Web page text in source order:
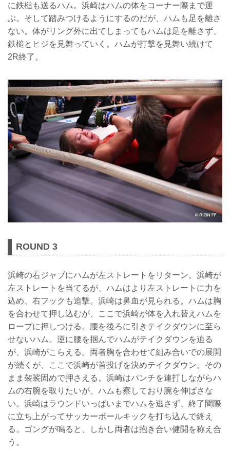
に鉄槌も送るハム。浜崎はハムの体をコーナー際まで運
ぶ。そして踏みつけるようにするのだが、ハムも足を離さ
ない。体がリング外に出てしまってもハムは足を離さず、
鉄槌とヒジを見舞っていく。ハムが打撃を見舞い続けて
2R終了。
ROUND 3
浜崎の右ジャブにハムが左ストレートをリターン。浜崎が
左ストレートを当てるが、ハムはより左ストレートに力を
込め、右フックも追撃。浜崎は鼻血が見られる。ハムは胸
を合わせて押し込むが、ここで浜崎が体を入れ替えハムを
ロープに押しつける。腰を後ろに引きテイクダウンに至ら
せないハム。逆に腰を掴んでハムがテイクダウンを迫る
が、浜崎がこらえる。両者胸を合わせて組み合いでの展開
が続くが、ここで浜崎が首投げを決めテイクダウン。その
まま袈裟固めで押さえる。浜崎はパンチを連打しながらハ
ムの右腕を取りたいが、ハムも察しており腕を伸ばさな
い。浜崎はラウンドいっぱいまでハムを逃さず、終了間際
に立ち上がってサッカーボールキックを打ち込んで終え
る。ゴングが鳴ると、しかし両者は抱き合い健闘を称え合
う。